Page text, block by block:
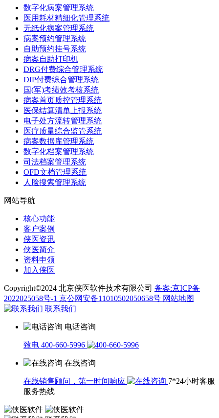
数字化病案管理系统
医用耗材精细化管理系统
无纸化病案管理系统
病案预约管理系统
自助预约挂号系统
病案自助打印机
DRG付费综合管理系统
DIP付费综合管理系统
国(军)考绩效考核系统
病案首页质控管理系统
医保结算清单上报系统
电子处方流转管理系统
医疗质量综合监管系统
病案数据库管理系统
数字化档案管理系统
司法档案管理系统
OFD文档管理系统
人脸搜索管理系统
网站导航
核心功能
客户案例
侠医资讯
侠医简介
资料申领
加入侠医
Copyright©2024 北京侠医软件技术有限公司 备案:京ICP备
2022025058号-1 京公网安备11010502050658号 网站地图
联系我们
电话咨询
致电 400-660-5996
在线咨询
在线销售顾问，第一时间响应
7*24小时客服
服务热线